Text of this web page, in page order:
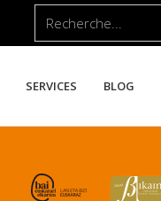
SERVICES BLOG